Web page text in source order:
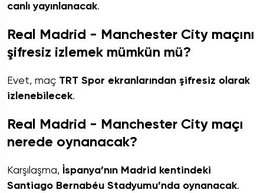
canlı yayınlanacak.
Real Madrid - Manchester City maçını
şifresiz izlemek mümkün mü?
Evet, maç TRT Spor ekranlarından şifresiz olarak
izlenebilecek.
Real Madrid - Manchester City maçı
nerede oynanacak?
Karşılaşma, İspanya’nın Madrid kentindeki
Santiago Bernabéu Stadyumu’nda oynanacak.